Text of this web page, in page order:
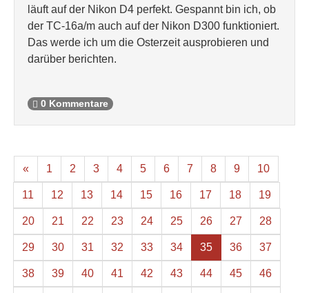
läuft auf der Nikon D4 perfekt. Gespannt bin ich, ob
der TC-16a/m auch auf der Nikon D300 funktioniert.
Das werde ich um die Osterzeit ausprobieren und
darüber berichten.
0 Kommentare
« 1 2 3 4 5 6 7 8 9 10
11 12 13 14 15 16 17 18 19
20 21 22 23 24 25 26 27 28
29 30 31 32 33 34 35 36 37
38 39 40 41 42 43 44 45 46